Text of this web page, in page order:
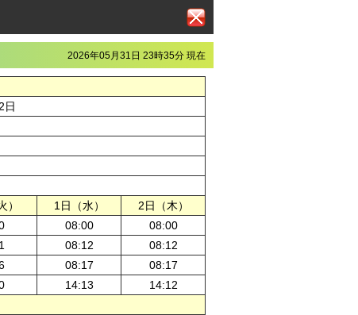
2026年05月31日 23時35分 現在
日
） 1日（水）
2日（木）
08:00
08:00
08:12
08:12
08:17
08:17
14:13
14:12